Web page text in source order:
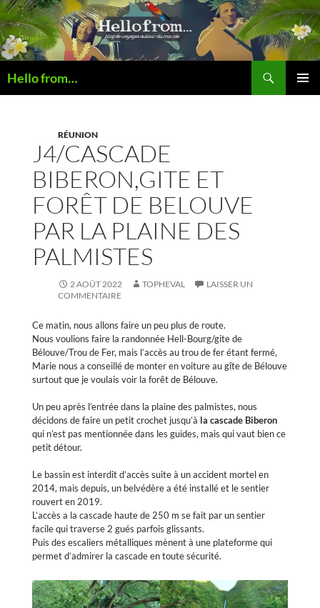
Hello from…
RÉUNION
J4/CASCADE
BIBERON,GITE ET
FORÊT DE BELOUVE
PAR LA PLAINE DES
PALMISTES
2 AOÛT 2022 TOPHEVAL
LAISSER UN
COMMENTAIRE
Ce matin, nous allons faire un peu plus de route.
Nous voulions faire la randonnée Hell-Bourg/gite de
Bélouve/Trou de Fer, mais l’accès au trou de fer étant fermé,
Marie nous a conseillé de monter en voiture au gîte de Bélouve
surtout que je voulais voir la forêt de Bélouve.
Un peu après l’entrée dans la plaine des palmistes, nous
décidons de faire un petit crochet jusqu’à la cascade Biberon
qui n’est pas mentionnée dans les guides, mais qui vaut bien ce
petit détour.
Le bassin est interdit d’accès suite à un accident mortel en
2014, mais depuis, un belvédère a été installé et le sentier
rouvert en 2019.
L’accès a la cascade haute de 250 m se fait par un sentier
facile qui traverse 2 gués parfois glissants.
Puis des escaliers métalliques mènent à une plateforme qui
permet d’admirer la cascade en toute sécurité.